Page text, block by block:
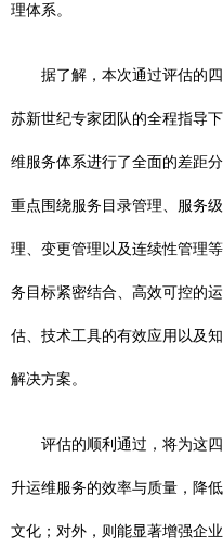
理体系。
据了解，本次通过评估的
苏新世纪专家团队的全程指导
维服务体系进行了全面的差距
重点围绕服务目录管理、服务
理、变更管理以及连续性管理
务目标紧密结合、高效可控的
估、技术工具的有效应用以及
解决方案。
评估的顺利通过，将为这
升运维服务的效率与质量，降
文化；对外，则能显著增强企